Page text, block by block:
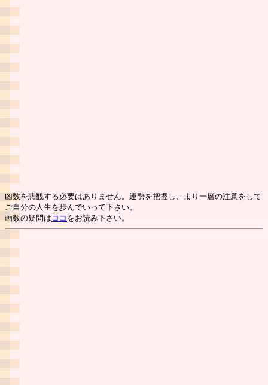
凶数を悲観する必要はありません。運勢を把握し、より一層の注意をして
ご自分の人生を歩んでいって下さい。
画数の疑問は ココ をお読み下さい。